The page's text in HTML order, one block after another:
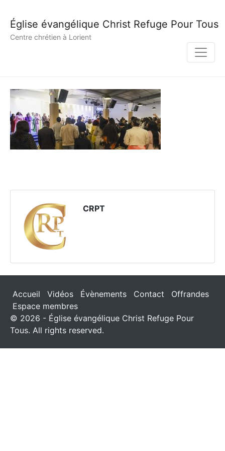
Église évangélique Christ Refuge Pour Tous
Centre chrétien à Lorient
CRPT
Accueil Vidéos Évènements Contact
Offrandes
Espace membres
© 2026 - Église évangélique Christ Refuge Pour
Tous. All rights reserved.